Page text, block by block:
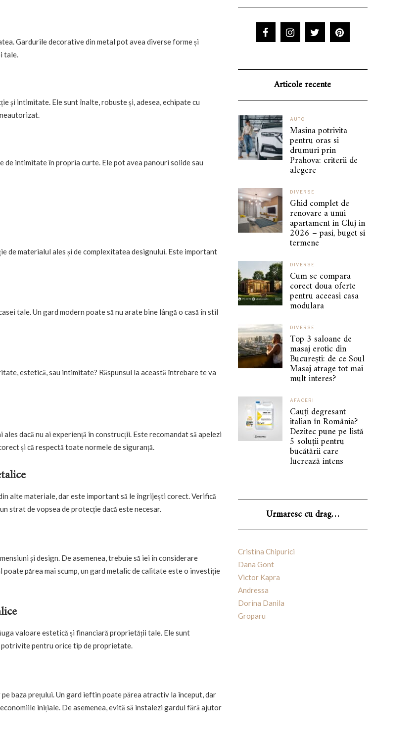
Gardurile decorative din metal pot avea diverse forme și
tale.
și intimitate. Ele sunt înalte, robuste și, adesea, echipate cu
de intimitate în propria curte. Ele pot avea panouri solide sau
de materialul ales și de complexitatea designului. Este important
tale. Un gard modern poate să nu arate bine lângă o casă în stil
estetică, sau intimitate? Răspunsul la această întrebare te va
dacă nu ai experiență în construcții. Este recomandat să apelezi
și că respectă toate normele de siguranță.
alte materiale, dar este important să le îngrijești corect. Verifică
strat de vopsea de protecție dacă este necesar.
și design. De asemenea, trebuie să iei în considerare
părea mai scump, un gard metalic de calitate este o investiție
valoare estetică și financiară proprietății tale. Ele sunt
pentru orice tip de proprietate.
baza prețului. Un gard ieftin poate părea atractiv la început, dar
inițiale. De asemenea, evită să instalezi gardul fără ajutor
Articole recente
AUTO
Masina potrivita
pentru oras si
drumuri prin
Prahova: criterii de
alegere
DIVERSE
Ghid complet de
renovare a unui
apartament in Cluj in
2026 – pasi, buget si
termene
DIVERSE
Cum se compara
corect doua oferte
pentru aceeasi casa
modulara
DIVERSE
Top 3 saloane de
masaj erotic din
București: de ce Soul
Masaj atrage tot mai
mult interes?
AFACERI
Cauți degresant
italian în România?
Dezitec pune pe listă
5 soluții pentru
bucătării care
lucrează intens
Urmaresc cu drag…
Cristina Chipurici
Dana Gont
Victor Kapra
Andressa
Dorina Danila
Groparu